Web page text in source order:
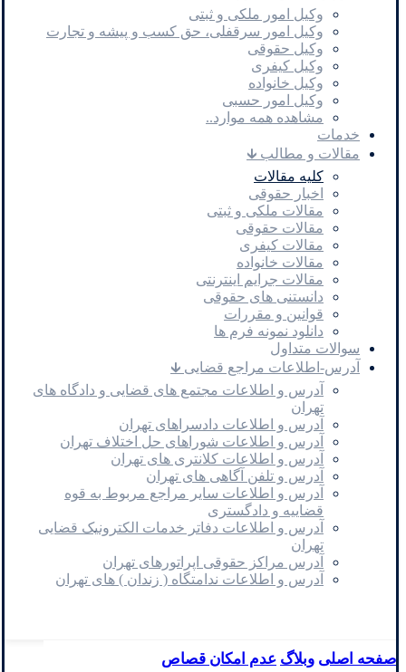
وکیل امور ملکی و ثبتی
وکیل امور سرقفلی، حق کسب و پیشه و تجارت
وکیل حقوقی
وکیل کیفری
وکیل خانواده
وکیل امور حسبی
مشاهده همه موارد..
خدمات
مقالات و مطالب 🡳
کلیه مقالات
اخبار حقوقی
مقالات ملکی و ثبتی
مقالات حقوقی
مقالات کیفری
مقالات خانواده
مقالات جرایم اینترنتی
دانستنی های حقوقی
قوانین و مقررات
دانلود نمونه فرم ها
سوالات متداول
آدرس-اطلاعات مراجع قضایی 🡳
آدرس و اطلاعات مجتمع های قضایی و دادگاه های
تهران
آدرس و اطلاعات دادسراهای تهران
آدرس و اطلاعات شوراهای حل اختلاف تهران
آدرس و اطلاعات کلانتری های تهران
آدرس و تلفن آگاهی های تهران
آدرس و اطلاعات سایر مراجع مربوط به قوه
قضاییه و دادگستری
آدرس و اطلاعات دفاتر خدمات الکترونیک قضایی
تهران
آدرس مراکز حقوقی اپراتورهای تهران
آدرس و اطلاعات ندامتگاه ( زندان ) های تهران
صفحه اصلی وبلاگ عدم امکان قصاص